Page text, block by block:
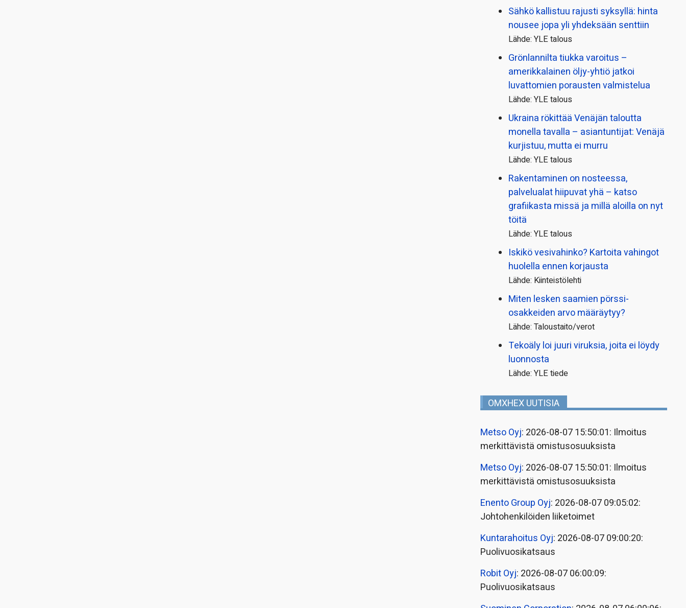
Sähkö kallistuu rajusti syksyllä: hinta
nousee jopa yli yhdeksään senttiin
Lähde: YLE talous
Grönlannilta tiukka varoitus –
amerikkalainen öljy-yhtiö jatkoi
luvattomien porausten valmistelua
Lähde: YLE talous
Ukraina rökittää Venäjän taloutta
monella tavalla – asiantuntijat: Venäjä
kurjistuu, mutta ei murru
Lähde: YLE talous
Rakentaminen on nosteessa,
palvelualat hiipuvat yhä – katso
grafiikasta missä ja millä aloilla on nyt
töitä
Lähde: YLE talous
Iskikö vesivahinko? Kartoita vahingot
huolella ennen korjausta
Lähde: Kiinteistölehti
Miten lesken saamien pörssi­
osakkeiden arvo määräytyy?
Lähde: Taloustaito/verot
Tekoäly loi juuri viruksia, joita ei löydy
luonnosta
Lähde: YLE tiede
OMXHEX UUTISIA
Metso Oyj: 2026-08-07 15:50:01: Ilmoitus
merkittävistä omistusosuuksista
Metso Oyj: 2026-08-07 15:50:01: Ilmoitus
merkittävistä omistusosuuksista
Enento Group Oyj: 2026-08-07 09:05:02:
Johtohenkilöiden liiketoimet
Kuntarahoitus Oyj: 2026-08-07 09:00:20:
Puolivuosikatsaus
Robit Oyj: 2026-08-07 06:00:09:
Puolivuosikatsaus